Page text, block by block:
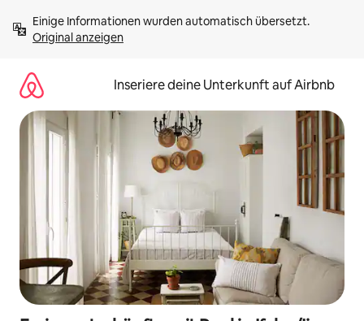
Inhalten
springenOriginal anzeigen
Inseriere deine Unterkunft auf Airbnb